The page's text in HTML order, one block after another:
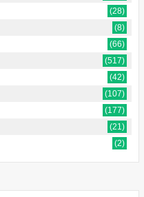
(28)
(8)
(66)
(517)
(42)
(107)
(177)
(21)
(2)